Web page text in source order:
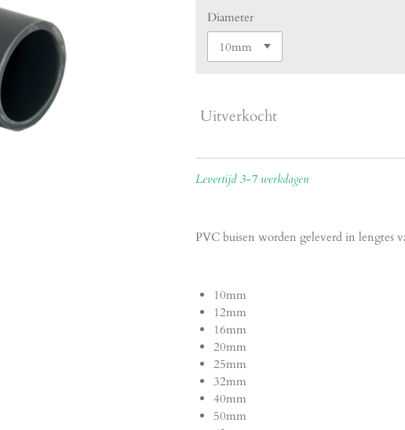
Diameter
Uitverkocht
Levertijd 3-7 werkdagen
PVC buisen worden geleverd in lengtes
10mm
12mm
16mm
20mm
25mm
32mm
40mm
50mm